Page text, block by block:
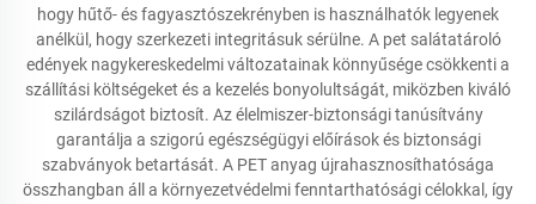
hogy hűtő- és fagyasztószekrényben is használhatók legyenek
anélkül, hogy szerkezeti integritásuk sérülne. A pet salátatároló
edények nagykereskedelmi változatainak könnyűsége csökkenti a
szállítási költségeket és a kezelés bonyolultságát, miközben kiváló
szilárdságot biztosít. Az élelmiszer-biztonsági tanúsítvány
garantálja a szigorú egészségügyi előírások és biztonsági
szabványok betartását. A PET anyag újrahasznosíthatósága
összhangban áll a környezetvédelmi fenntarthatósági célokkal, így